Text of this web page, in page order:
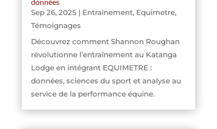
Sep 26, 2025 | Entraînement, Equimetre,
Témoignages
Découvrez comment Shannon Roughan
révolutionne l’entraînement au Katanga
Lodge en intégrant EQUIMETRE :
données, sciences du sport et analyse au
service de la performance équine.